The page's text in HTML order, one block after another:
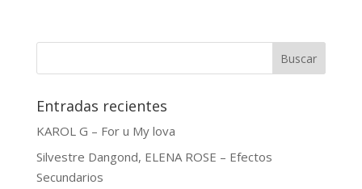
Buscar
Entradas recientes
KAROL G – For u My lova
Silvestre Dangond, ELENA ROSE – Efectos
Secundarios